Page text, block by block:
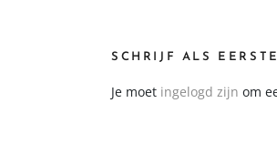
SCHRIJF ALS
Je moet ingelogd zijn om